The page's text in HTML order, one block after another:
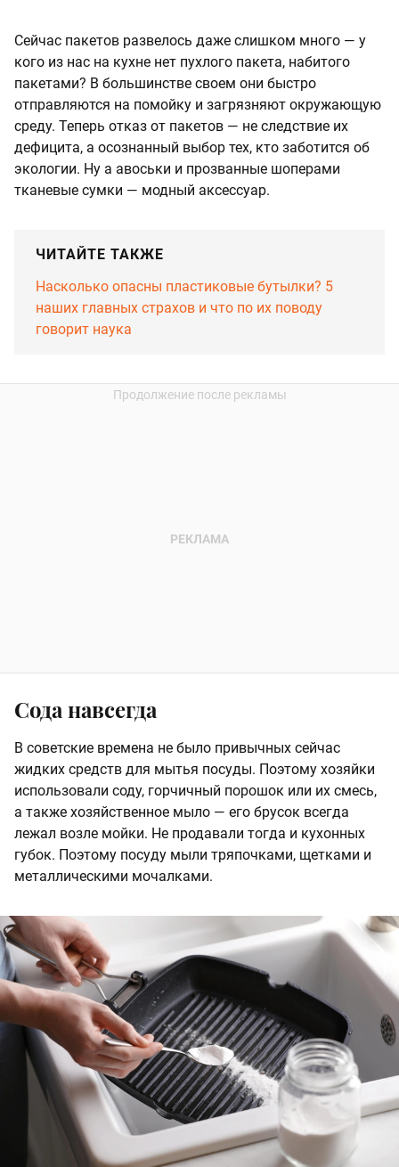
Сейчас пакетов развелось даже слишком много — у
кого из нас на кухне нет пухлого пакета, набитого
пакетами? В большинстве своем они быстро
отправляются на помойку и загрязняют окружающую
среду. Теперь отказ от пакетов — не следствие их
дефицита, а осознанный выбор тех, кто заботится об
экологии. Ну а авоськи и прозванные шоперами
тканевые сумки — модный аксессуар.
ЧИТАЙТЕ ТАКЖЕ
Насколько опасны пластиковые бутылки? 5
наших главных страхов и что по их поводу
говорит наука
Сода навсегда
В советские времена не было привычных сейчас
жидких средств для мытья посуды. Поэтому хозяйки
использовали соду, горчичный порошок или их смесь,
а также хозяйственное мыло — его брусок всегда
лежал возле мойки. Не продавали тогда и кухонных
губок. Поэтому посуду мыли тряпочками, щетками и
металлическими мочалками.